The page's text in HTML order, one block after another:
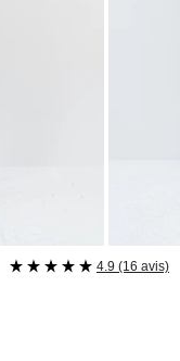
4.9 (16 avis)